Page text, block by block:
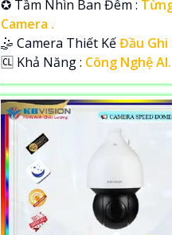
✪ Tầm Nhìn Ban Đêm :
Camera .
🤹 Camera Thiết KếĐầu Ghi
️🆑 Khả Năng : Công Nghệ AI.